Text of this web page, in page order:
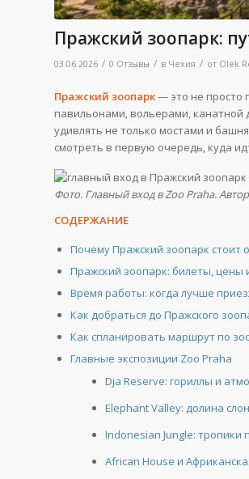
Пражский зоопарк:
03.06.2026 / 0 Отзывы / в Чехия / от Olek
Пражский зоопарк— это не просто
павильонами, вольерами,
удивлять не только мостами и
смотреть в первую очередь, куда
Фото. Главный вход в Zoo Praha.
СОДЕРЖАНИЕ
Почему Пражский зоопарк стоит
Пражский зоопарк: билеты, цены
Время работы: когда лучше
Как добраться до Пражского
Как спланировать маршрут по
Главные экспозиции Zoo Praha
Dja Reserve: гориллы и
Elephant Valley: долина
Indonesian Jungle: тропики
African House и